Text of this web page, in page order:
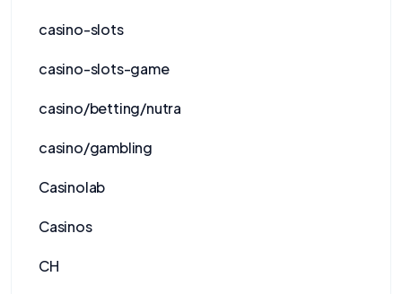
casino-slots
casino-slots-game
casino/betting/nutra
casino/gambling
Casinolab
Casinos
CH